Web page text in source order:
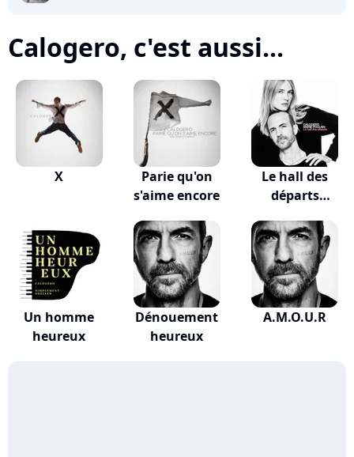
Calogero, c'est aussi...
X
Parie qu'on
s'aime encore
Le hall des
départs
Un homme
heureux
Dénouement
heureux
A.M.O.U.R